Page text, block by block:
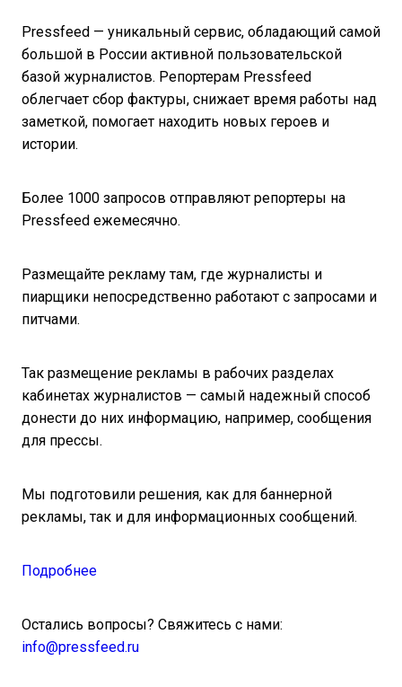
Pressfeed — уникальный сервис, обладающий самой
большой в России активной пользовательской
базой журналистов. Репортерам Pressfeed
облегчает сбор фактуры, снижает время работы над
заметкой, помогает находить новых героев и
истории.
Более 1000 запросов отправляют репортеры на
Pressfeed ежемесячно.
Размещайте рекламу там, где журналисты и
пиарщики непосредственно работают с запросами и
питчами.
Так размещение рекламы в рабочих разделах
кабинетах журналистов — самый надежный способ
донести до них информацию, например, сообщения
для прессы.
Мы подготовили решения, как для баннерной
рекламы, так и для информационных сообщений.
Подробнее
Остались вопросы? Свяжитесь с нами:
info@pressfeed.ru